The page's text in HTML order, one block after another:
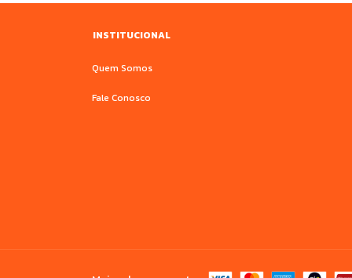
INSTITUCIONAL
Quem Somos
Fale Conosco